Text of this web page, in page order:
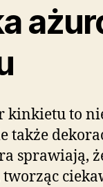
kinkietu to
także
sprawiają,